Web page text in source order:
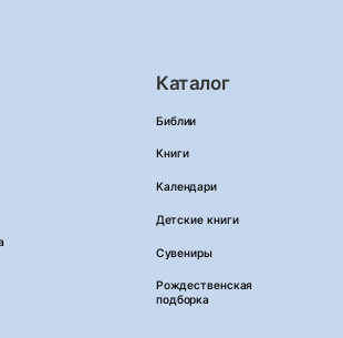
Каталог
Библии
Книги
Календари
Детские книги
Сувениры
Рождественская
подборка